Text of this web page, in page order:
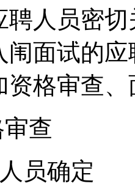
聘人员密
闱面试的
资格审查
审查
员确定